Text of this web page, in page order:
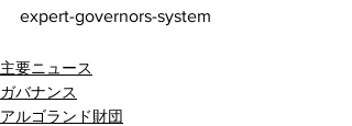
expert-governors-system
主要ニュース
ガバナンス
アルゴランド財団